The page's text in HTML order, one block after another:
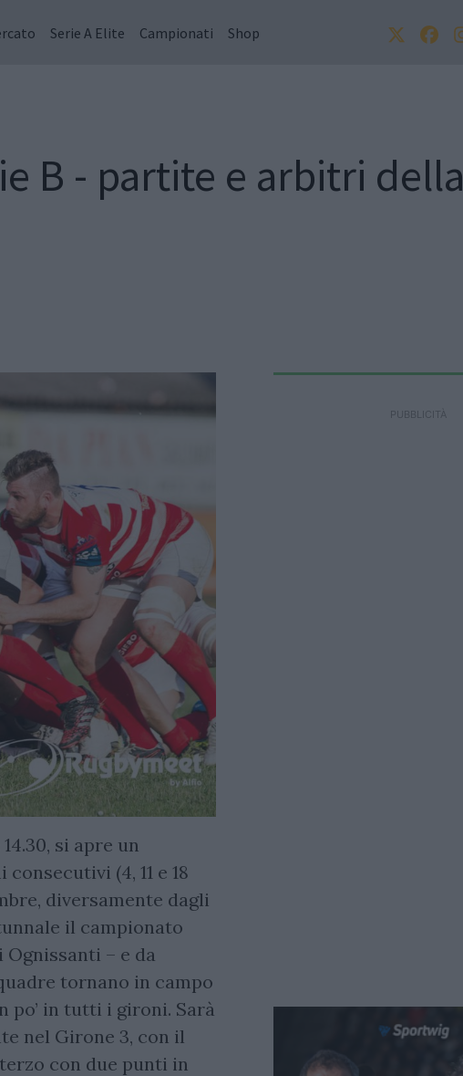
Serie A Elite Campionati Shop
B - partite e arbitri della
si apre un
(4, 11 e 18
diversamente dagli
il campionato
– e da
tornano in campo
po’ in tutti i gironi. Sarà
nel Girone 3, con il
con due punti in